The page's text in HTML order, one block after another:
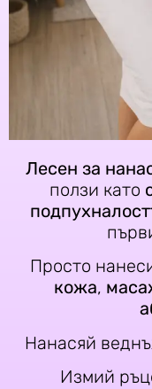
Лесен за
ползи като
Просто
кожа,
Нанасяй
Измий